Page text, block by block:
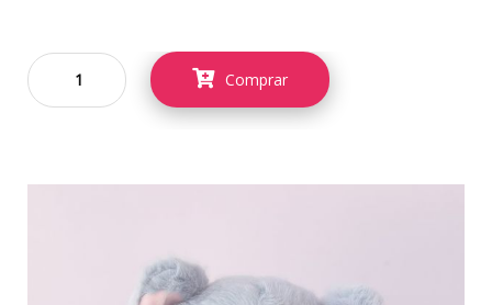
Comprar